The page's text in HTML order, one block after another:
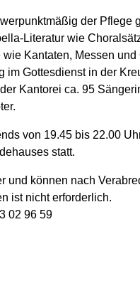
der Pflege
Literatur wie
Kantaten, Messen und
im Gottesdienst in der
Kantorei ca. 95
von 19.45 bis 22.00
statt.
und können nach
ist nicht erforderlich.
02 96 59